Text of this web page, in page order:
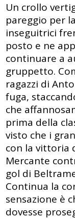
Un crollo
pareggio per
inseguitrici
posto e ne
continuare a
gruppetto.
ragazzi di
fuga,
che
prima della
visto che i
con la vittoria
Mercante
gol di
Continua la
sensazione è
dovesse